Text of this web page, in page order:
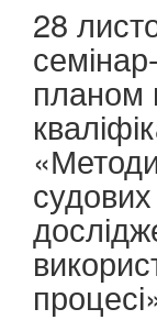
28
планом
судових